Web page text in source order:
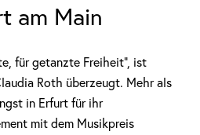
am Main
für getanzte Freiheit“, ist
Roth überzeugt. Mehr als
in Erfurt für ihr
mit dem Musikpreis